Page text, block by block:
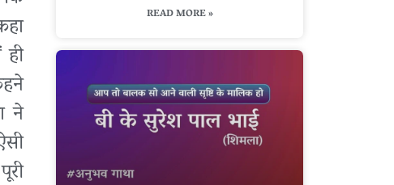
ने
READ MORE »